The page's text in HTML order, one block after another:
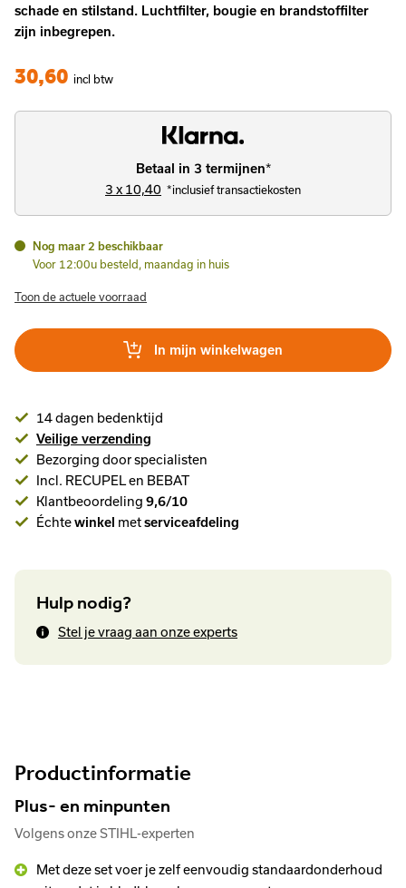
schade en stilstand. Luchtfilter, bougie en brandstoffilter
zijn inbegrepen.
30,60 incl btw
Betaal in 3 termijnen*
3 x 10,40 *inclusief transactiekosten
Nog maar 2 beschikbaar
Voor 12:00u besteld, maandag in huis
Toon de actuele voorraad
In mijn winkelwagen
14 dagen bedenktijd
Veilige verzending
Bezorging door specialisten
Incl. RECUPEL en BEBAT
Klantbeoordeling 9,6/10
Échtewinkel metserviceafdeling
Hulp nodig?
Stel je vraag aan onze experts
Productinformatie
Plus- en minpunten
Volgens onze STIHL-experten
Met deze set voer je zelf eenvoudig standaardonderhoud